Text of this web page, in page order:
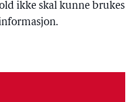
ikke skal kunne brukes